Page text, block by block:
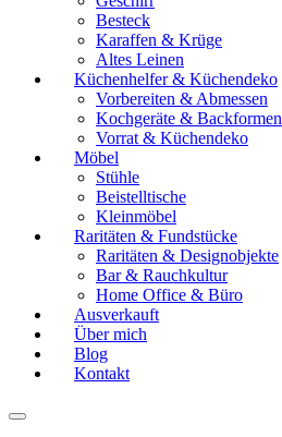
Besteck
Karaffen & Krüge
Altes Leinen
Küchenhelfer & Küchendeko
Vorbereiten & Abmessen
Kochgeräte & Backformen
Vorrat & Küchendeko
Möbel
Stühle
Beistelltische
Kleinmöbel
Raritäten & Fundstücke
Raritäten & Designobjekte
Bar & Rauchkultur
Home Office & Büro
Ausverkauft
Über mich
Blog
Kontakt